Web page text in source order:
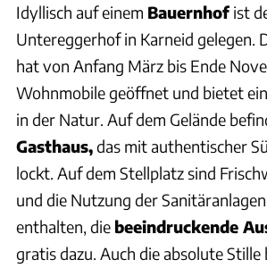
Idyllisch auf einem Bauernhof ist
Untereggerhof in Karneid gelegen.
hat von Anfang März bis Ende
Wohnmobile geöffnet und bietet
in der Natur. Auf dem Gelände
Gasthaus,das mit authentischer
lockt. Auf dem Stellplatz sind
und die Nutzung der
enthalten, die beeindruckende
gratis dazu. Auch die absolute Stille